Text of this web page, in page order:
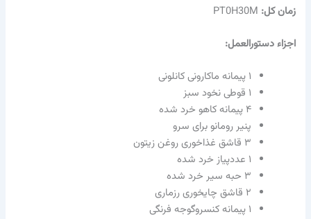
زمان کل: PT0H30M
اجزاء دستورالعمل:
۱ پیمانه ماکارونی کانلونی
۱ قوطی نخود سبز
۴ پیمانه کاهو خرد شده
پنیر رومانو برای سرو
۳ قاشق غذاخوری روغن زیتون
۱ عددپیاز خرد شده
۳ حبه سیر خرد شده
۲ قاشق چایخوری رزماری
۱ پیمانه کنسروگوجه فرنگی